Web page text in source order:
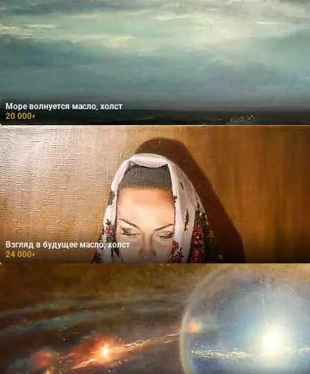
Море волнуется масло, холст
20 000₽
Взгляд в будущее масло, холст
24 000₽